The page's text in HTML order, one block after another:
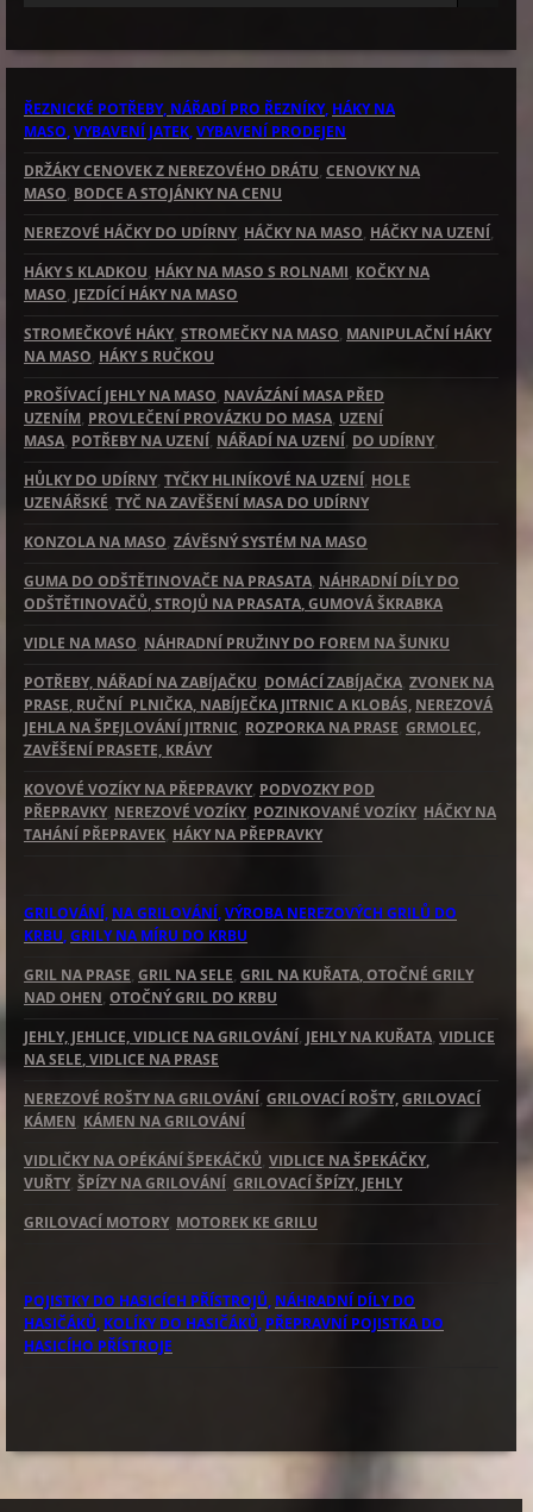
ŘEZNICKÉ POTŘEBY, NÁŘADÍ PRO ŘEZNÍKY, HÁKY NA
MASO,VYBAVENÍ JATEK,VYBAVENÍ PRODEJEN
DRŽÁKY CENOVEK Z NEREZOVÉHO DRÁTU, CENOVKY NA
MASO, BODCE A STOJÁNKY NA CENU
NEREZOVÉ HÁČKY DO UDÍRNY, HÁČKY NA MASO, HÁČKY NA UZENÍ,
HÁKY S KLADKOU, HÁKY NA MASO S ROLNAMI, KOČKY NA
MASO, JEZDÍCÍ HÁKY NA MASO
STROMEČKOVÉ HÁKY, STROMEČKY NA MASO, MANIPULAČNÍ HÁKY
NA MASO, HÁKY S RUČKOU
PROŠÍVACÍ JEHLY NA MASO, NAVÁZÁNÍ MASA PŘED
UZENÍM, PROVLEČENÍ PROVÁZKU DO MASA, UZENÍ
MASA, POTŘEBY NA UZENÍ, NÁŘADÍ NA UZENÍ, DO UDÍRNY,
HŮLKY DO UDÍRNY, TYČKY HLINÍKOVÉ NA UZENÍ, HOLE
UZENÁŘSKÉ, TYČ NA ZAVĚŠENÍ MASA DO UDÍRNY
KONZOLA NA MASO, ZÁVĚSNÝ SYSTÉM NA MASO
GUMA DO ODŠTĚTINOVAČE NA PRASATA, NÁHRADNÍ DÍLY DO
ODŠTĚTINOVAČŮ, STROJŮ NA PRASATA, GUMOVÁ ŠKRABKA
VIDLE NA MASO, NÁHRADNÍ PRUŽINY DO FOREM NA ŠUNKU
POTŘEBY, NÁŘADÍ NA ZABÍJAČKU, DOMÁCÍ ZABÍJAČKA, ZVONEK NA
PRASE, RUČNÍ PLNIČKA, NABÍJEČKA JITRNIC A KLOBÁS, NEREZOVÁ
JEHLA NA ŠPEJLOVÁNÍ JITRNIC, ROZPORKA NA PRASE, GRMOLEC,
ZAVĚŠENÍ PRASETE, KRÁVY
KOVOVÉ VOZÍKY NA PŘEPRAVKY, PODVOZKY POD
PŘEPRAVKY, NEREZOVÉ VOZÍKY, POZINKOVANÉ VOZÍKY HÁČKY NA
TAHÁNÍ PŘEPRAVEK, HÁKY NA PŘEPRAVKY
GRILOVÁNÍ, NA GRILOVÁNÍ,VÝROBA NEREZOVÝCH GRILŮ DO
KRBU,GRILY NA MÍRU DO KRBU
GRIL NA PRASE, GRIL NA SELE, GRIL NA KUŘATA, OTOČNÉ GRILY
NAD OHEN, OTOČNÝ GRIL DO KRBU
JEHLY, JEHLICE, VIDLICE NA GRILOVÁNÍ, JEHLY NA KUŘATA, VIDLICE
NA SELE, VIDLICE NA PRASE
NEREZOVÉ ROŠTY NA GRILOVÁNÍ, GRILOVACÍ ROŠTY,GRILOVACÍ
KÁMEN KÁMEN NA GRILOVÁNÍ
VIDLIČKY NA OPÉKÁNÍ ŠPEKÁČKŮ VIDLICE NA ŠPEKÁČKY,
VUŘTY ŠPÍZY NA GRILOVÁNÍ GRILOVACÍ ŠPÍZY, JEHLY
GRILOVACÍ MOTORY MOTOREK KE GRILU
POJISTKY DO HASICÍCH PŘÍSTROJŮ, NÁHRADNÍ DÍLY DO
HASIČÁKŮ, KOLÍKY DO HASIČÁKŮ, PŘEPRAVNÍ POJISTKA DO
HASICÍHO PŘÍSTROJE